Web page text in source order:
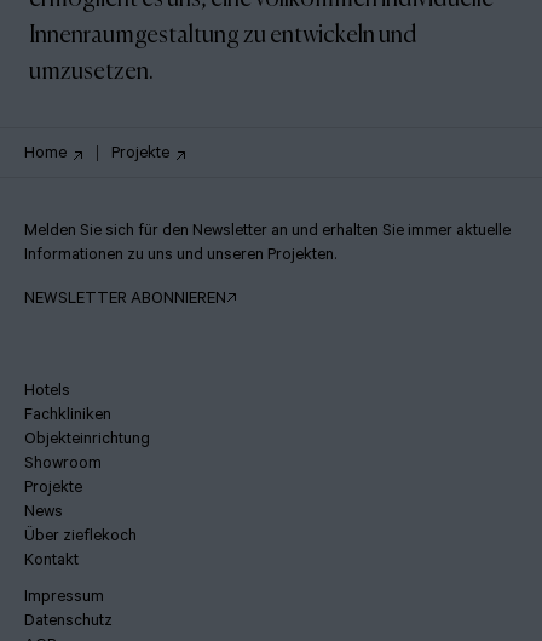
Innenraumgestaltung zu entwickeln und
umzusetzen.
Home Projekte
Melden Sie sich für den Newsletter an und erhalten Sie immer aktuelle
Informationen zu uns und unseren Projekten.
NEWSLETTER ABONNIEREN
Hotels
Fachkliniken
Objekteinrichtung
Showroom
Projekte
News
Über zieflekoch
Kontakt
Impressum
Datenschutz